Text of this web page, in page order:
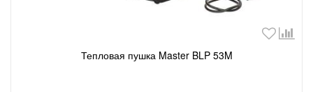
Тепловая пушка Master BLP 53M